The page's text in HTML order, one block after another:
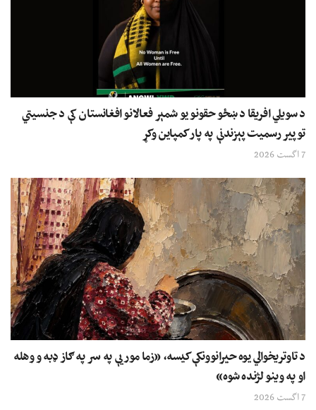
د سویلي افریقا د ښځو حقونو یو شمېر فعالانو افغانستان کې د جنسیتي
توپیر رسمیت پېزندنې په پار کمپاین وکړ
7 اگست 2026
د تاوتریخوالي یوه حیرانوونکې کیسه، «زما مور یې په سر په ګاز ډبه و وهله
او په وینو لژنده شوه»
7 اگست 2026